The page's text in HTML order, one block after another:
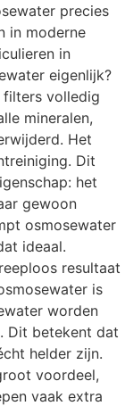
precies
in moderne
in
eigenlijk?
filters volledig
mineralen,
Het
Dit
het
gewoon
osmosewater
ideaal.
resultaat
is
worden
Dit betekent dat
helder zijn.
voordeel,
vaak extra